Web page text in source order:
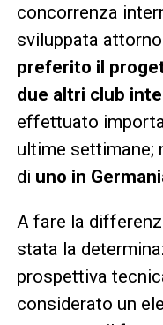
concorrenza
sviluppata
preferito il
due altri club
effettuato
ultime settimane;
di uno in
A fare la
stata la
prospettiva
considerato un